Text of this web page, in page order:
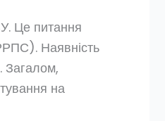
Це питання
Наявність
Загалом,
на